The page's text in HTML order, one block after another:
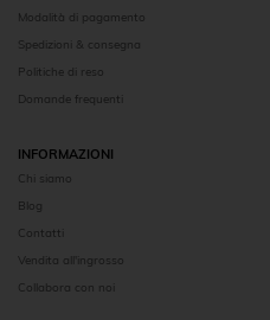
Modalità di pagamento
Spedizioni & consegna
Politiche di reso
Domande frequenti
INFORMAZIONI
Chi siamo
Blog
Contatti
Vendita all'ingrosso
Collabora con noi